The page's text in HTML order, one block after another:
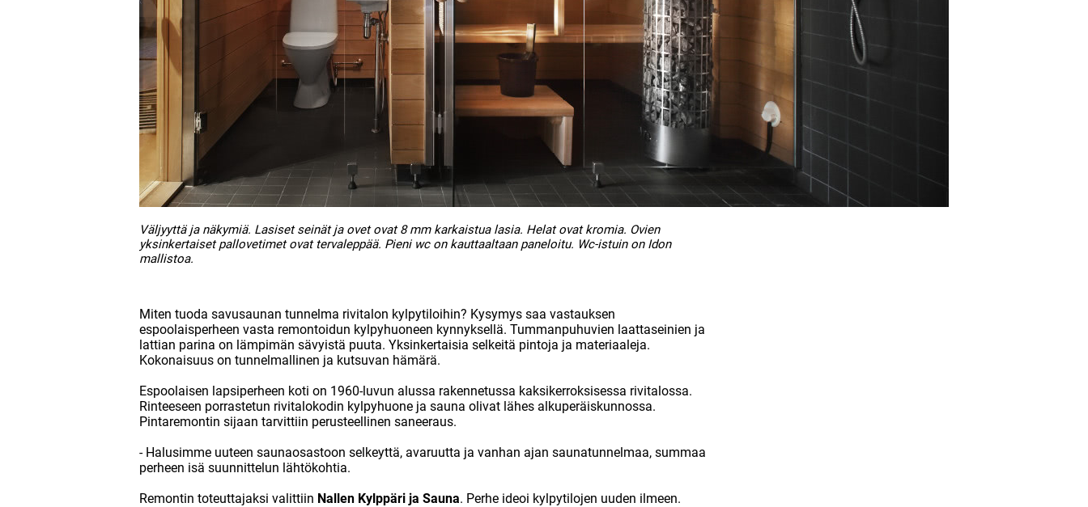
Väljyyttä ja näkymiä. Lasiset seinät ja ovet ovat 8 mm karkaistua lasia. Helat ovat kromia. Ovien
yksinkertaiset pallovetimet ovat tervaleppää. Pieni wc on kauttaaltaan paneloitu. Wc-istuin on Idon
mallistoa.
Miten tuoda savusaunan tunnelma rivitalon kylpytiloihin? Kysymys saa vastauksen
espoolaisperheen vasta remontoidun kylpyhuoneen kynnyksellä. Tummanpuhuvien laattaseinien ja
lattian parina on lämpimän sävyistä puuta. Yksinkertaisia selkeitä pintoja ja materiaaleja.
Kokonaisuus on tunnelmallinen ja kutsuvan hämärä.
Espoolaisen lapsiperheen koti on 1960-luvun alussa rakennetussa kaksikerroksisessa rivitalossa.
Rinteeseen porrastetun rivitalokodin kylpyhuone ja sauna olivat lähes alkuperäiskunnossa.
Pintaremontin sijaan tarvittiin perusteellinen saneeraus.
- Halusimme uuteen saunaosastoon selkeyttä, avaruutta ja vanhan ajan saunatunnelmaa, summaa
perheen isä suunnittelun lähtökohtia.
Remontin toteuttajaksi valittiin Nallen Kylppäri ja Sauna. Perhe ideoi kylpytilojen uuden ilmeen.